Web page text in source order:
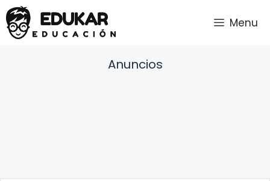
Saltar
al
contenido
Menu
Anuncios